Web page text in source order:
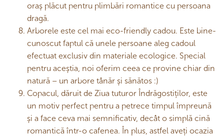
oraș plăcut pentru plimbări romantice cu persoana
dragă.
Arborele este cel mai eco-friendly cadou. Este bine-
cunoscut faptul că unele persoane aleg cadoul
efectuat exclusiv din materiale ecologice. Special
pentru aceștia, noi oferim ceea ce provine chiar din
natură – un arbore tânăr și sănătos :)
Copacul, dăruit de Ziua tuturor Îndrăgostiților, este
un motiv perfect pentru a petrece timpul împreună
și a face ceva mai semnificativ, decât o simplă cină
romantică într-o cafenea. În plus, astfel aveți ocazia